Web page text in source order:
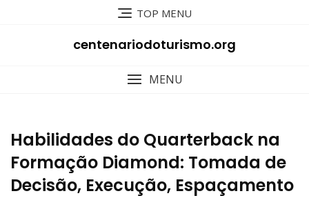
TOP MENU
centenariodoturismo.org
MENU
Habilidades do Quarterback na
Formação Diamond: Tomada de
Decisão, Execução, Espaçamento